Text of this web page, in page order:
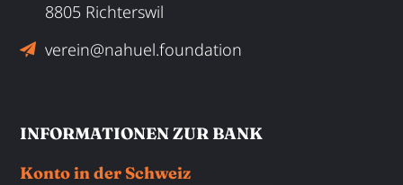
8805 Richterswil
verein@nahuel.foundation
INFORMATIONEN ZUR BANK
Konto in der Schweiz